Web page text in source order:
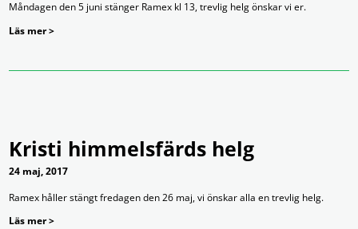
Måndagen den 5 juni stänger Ramex kl 13, trevlig helg önskar vi er.
Läs mer >
Kristi himmelsfärds helg
24 maj, 2017
Ramex håller stängt fredagen den 26 maj, vi önskar alla en trevlig helg.
Läs mer >